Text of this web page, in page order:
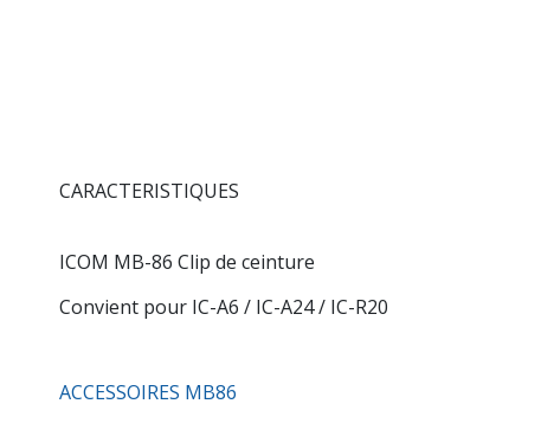
CARACTERISTIQUES
ICOM MB-86 Clip de ceinture
Convient pour IC-A6 / IC-A24 / IC-R20
ACCESSOIRES MB86